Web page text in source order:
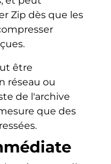
Zip dès que les
être
réseau ou
de l'archive
que des